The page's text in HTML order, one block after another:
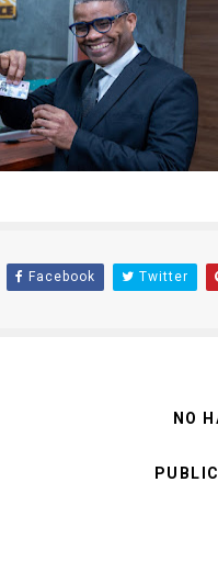
Facebook Twitter
NO